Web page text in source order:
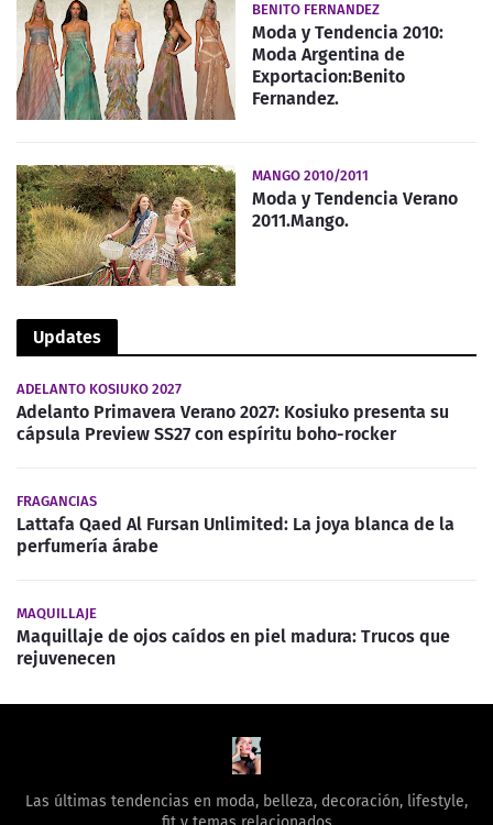
BENITO FERNANDEZ
Moda y Tendencia 2010:
Moda Argentina de
Exportacion:Benito
Fernandez.
MANGO 2010/2011
Moda y Tendencia Verano
2011.Mango.
Updates
ADELANTO KOSIUKO 2027
Adelanto Primavera Verano 2027: Kosiuko presenta su
cápsula Preview SS27 con espíritu boho-rocker
FRAGANCIAS
Lattafa Qaed Al Fursan Unlimited: La joya blanca de la
perfumería árabe
MAQUILLAJE
Maquillaje de ojos caídos en piel madura: Trucos que
rejuvenecen
Las últimas tendencias en moda, belleza, decoración, lifestyle,